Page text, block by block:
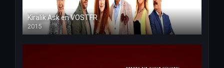
Kiralik Ask en VOSTFR
2015